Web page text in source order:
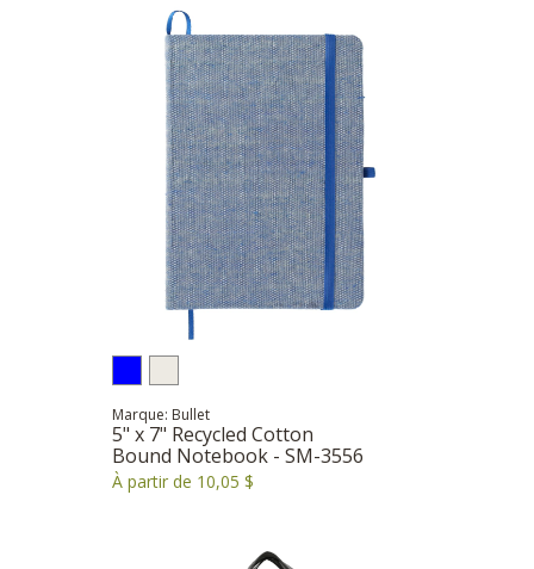
Marque: Bullet
5" x 7" Recycled Cotton
Bound Notebook - SM-3556
À partir de 10,05 $